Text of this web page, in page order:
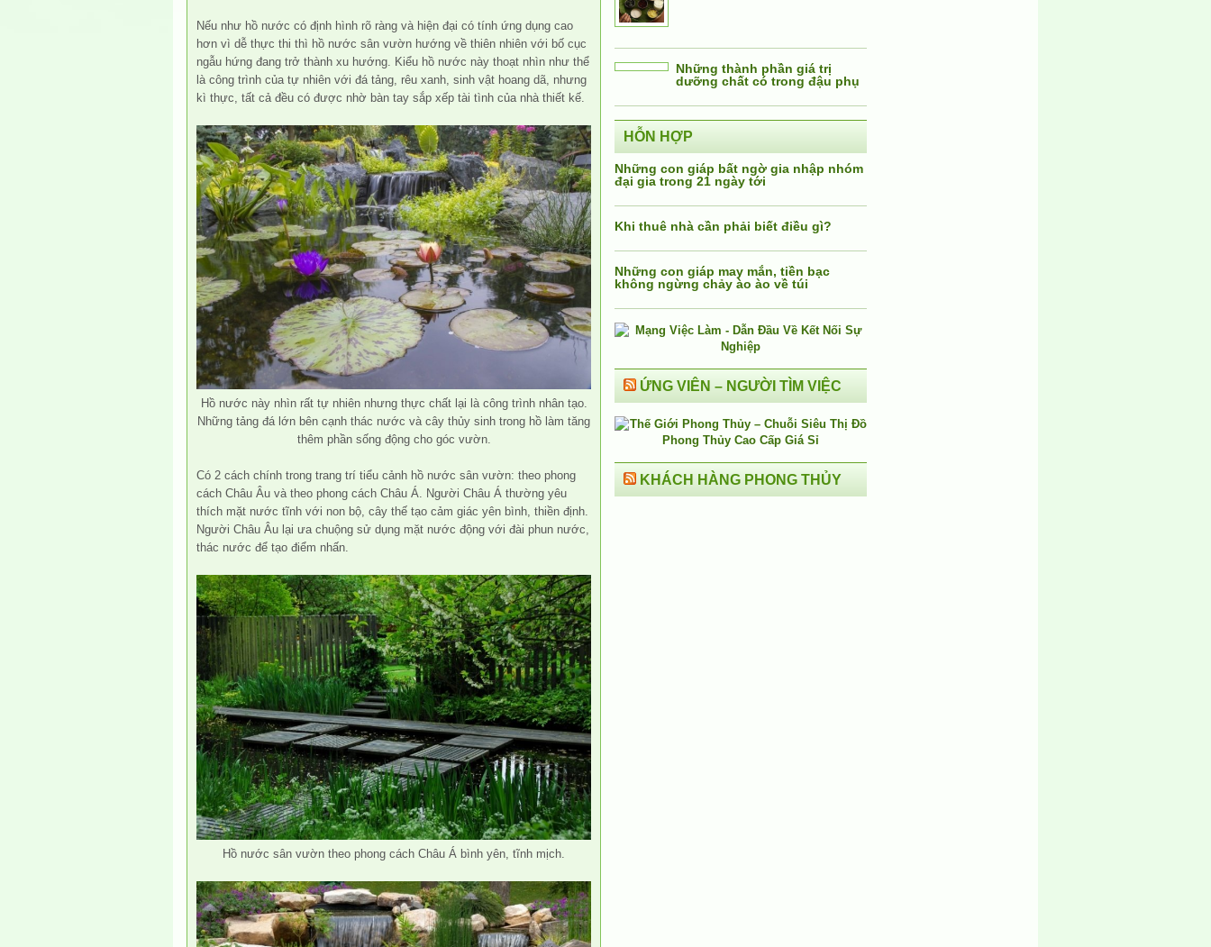
Nếu như hồ nước có định hình rõ ràng và hiện đại có tính ứng dụng cao
hơn vì dễ thực thi thì hồ nước sân vườn hướng về thiên nhiên với bố cục
ngẫu hứng đang trở thành xu hướng. Kiểu hồ nước này thoạt nhìn như thể
là công trình của tự nhiên với đá tảng, rêu xanh, sinh vật hoang dã, nhưng
kì thực, tất cả đều có được nhờ bàn tay sắp xếp tài tình của nhà thiết kế.
Hồ nước này nhìn rất tự nhiên nhưng thực chất lại là công trình nhân tạo.
Những tảng đá lớn bên cạnh thác nước và cây thủy sinh trong hồ làm tăng
thêm phần sống động cho góc vườn.
Có 2 cách chính trong trang trí tiểu cảnh hồ nước sân vườn: theo phong
cách Châu Âu và theo phong cách Châu Á. Người Châu Á thường yêu
thích mặt nước tĩnh với non bộ, cây thế tạo cảm giác yên bình, thiền định.
Người Châu Âu lại ưa chuộng sử dụng mặt nước động với đài phun nước,
thác nước để tạo điểm nhấn.
Hồ nước sân vườn theo phong cách Châu Á bình yên, tĩnh mịch.
Những thành phần giá trị
dưỡng chất có trong đậu phụ
HỖN HỢP
Những con giáp bất ngờ gia nhập nhóm
đại gia trong 21 ngày tới
Khi thuê nhà cần phải biết điều gì?
Những con giáp may mắn, tiền bạc
không ngừng chảy ào ào về túi
ỨNG VIÊN – NGƯỜI TÌM VIỆC
KHÁCH HÀNG PHONG THỦY